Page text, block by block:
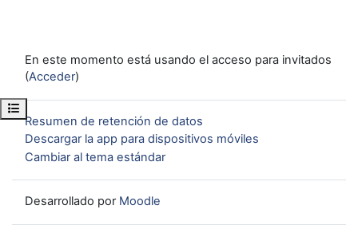
Abrir índice del curso
En este momento está usando el acceso para invitados
(Acceder)
Resumen de retención de datos
Descargar la app para dispositivos móviles
Cambiar al tema estándar
Desarrollado por Moodle